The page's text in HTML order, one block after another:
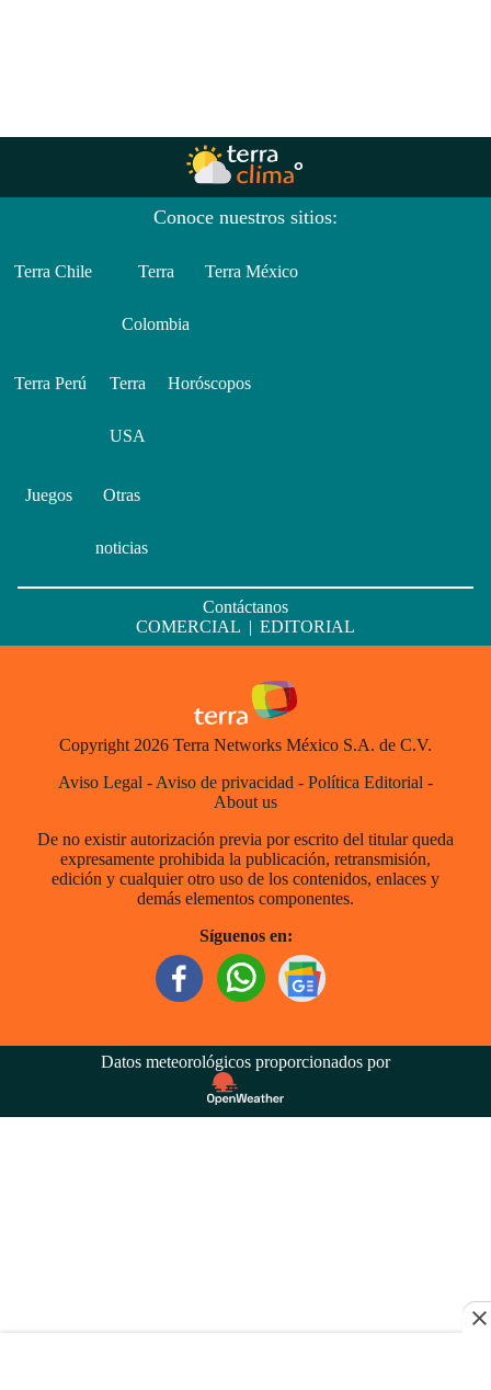
Conoce nuestros sitios:
Terra Chile Terra
Colombia
Terra México
Terra Perú Terra
USA
Horóscopos
Juegos Otras
noticias
Contáctanos
COMERCIAL | EDITORIAL
Copyright 2026 Terra Networks México S.A. de C.V.
Aviso Legal - Aviso de privacidad - Política Editorial -
About us
De no existir autorización previa por escrito del titular queda
expresamente prohibida la publicación, retransmisión,
edición y cualquier otro uso de los contenidos, enlaces y
demás elementos componentes.
Síguenos en:
Datos meteorológicos proporcionados por